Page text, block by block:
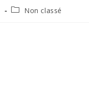
PostNon classé